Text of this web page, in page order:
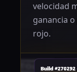
velocidad
ganancia
rojo.